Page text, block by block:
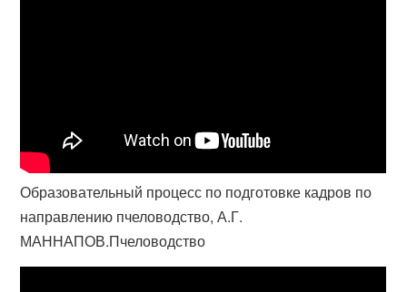
Образовательный процесс по подготовке кадров по
направлению пчеловодство, А.Г.
МАННАПОВ.Пчеловодство